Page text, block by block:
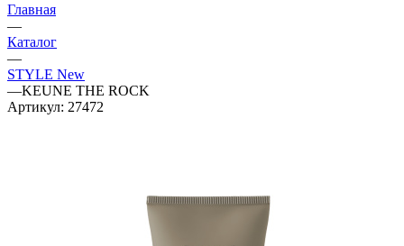
Главная
—
Каталог
—
STYLE New
—KEUNE THE ROCK
Артикул: 27472